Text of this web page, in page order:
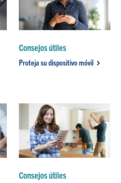
Consejos útiles
Proteja su dispositivo móvil
Consejos útiles